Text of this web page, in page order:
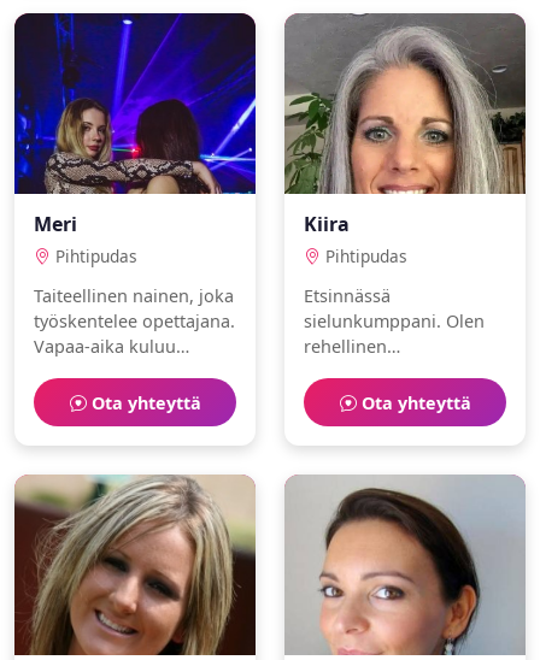
Meri
Pihtipudas
Taiteellinen nainen, joka
työskentelee opettajana.
Vapaa-aika kuluu
parissa.Ota yhteyttä
Kiira
Pihtipudas
Etsinnässä
sielunkumppani. Olen
rehellinen
joka nauttii ravintolat ja
viinit.
Ota yhteyttä